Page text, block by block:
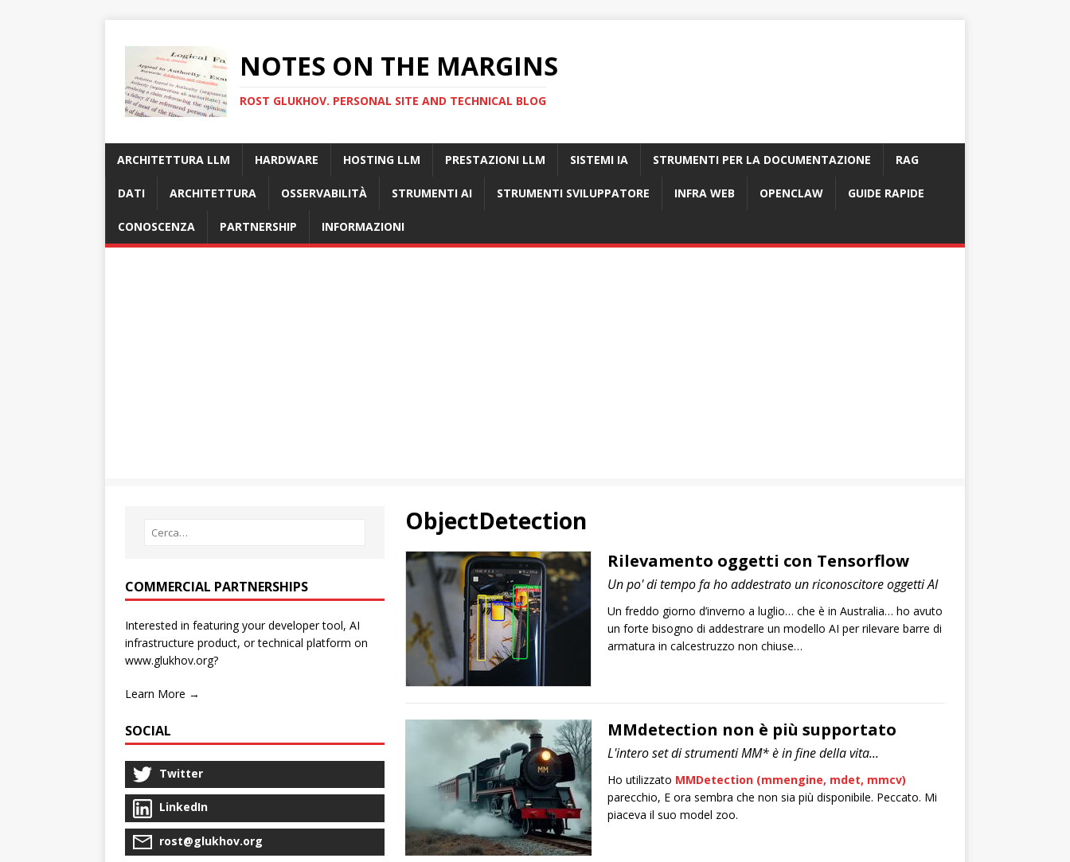
NOTES ON THE MARGINS
ROST GLUKHOV. PERSONAL SITE AND TECHNICAL BLOG
ARCHITETTURA LLM HARDWARE HOSTING LLM PRESTAZIONI LLM SISTEMI IA STRUMENTI PER LA DOCUMENTAZIONE RAG
DATI ARCHITETTURA OSSERVABILITÀ STRUMENTI AI STRUMENTI SVILUPPATORE INFRA WEB OPENCLAW GUIDE RAPIDE
CONOSCENZA PARTNERSHIP INFORMAZIONI
ObjectDetection
Rilevamento oggetti con Tensorflow
Un po' di tempo fa ho addestrato un riconoscitore oggetti AI
Un freddo giorno d’inverno a luglio… che è in Australia… ho avuto
un forte bisogno di addestrare un modello AI per rilevare barre di
armatura in calcestruzzo non chiuse…
MMdetection non è più supportato
L'intero set di strumenti MM* è in fine della vita...
Ho utilizzato MMDetection (mmengine, mdet, mmcv)
parecchio, E ora sembra che non sia più disponibile. Peccato. Mi
piaceva il suo model zoo.
COMMERCIAL PARTNERSHIPS
Interested in featuring your developer tool, AI
infrastructure product, or technical platform on
www.glukhov.org?
Learn More →
SOCIAL
Twitter
LinkedIn
rost@glukhov.org